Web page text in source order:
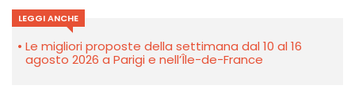
LEGGI ANCHE
Le migliori proposte della settimana dal 10 al 16
agosto 2026 a Parigi e nell’Île-de-France